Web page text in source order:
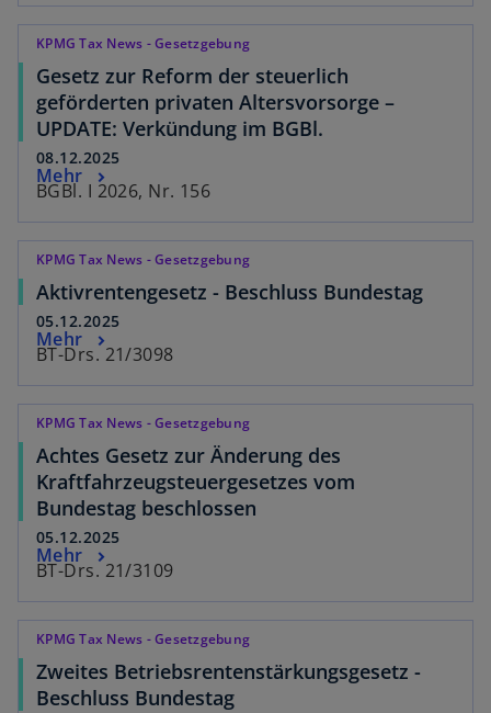
KPMG Tax News - Gesetzgebung
Gesetz zur Reform der steuerlich
geförderten privaten Altersvorsorge –
UPDATE: Verkündung im BGBl.
08.12.2025
BGBl. I 2026, Nr. 156
Mehr
KPMG Tax News - Gesetzgebung
Aktivrentengesetz - Beschluss Bundestag
05.12.2025
BT-Drs. 21/3098
Mehr
KPMG Tax News - Gesetzgebung
Achtes Gesetz zur Änderung des
Kraftfahrzeugsteuergesetzes vom
Bundestag beschlossen
05.12.2025
BT-Drs. 21/3109
Mehr
KPMG Tax News - Gesetzgebung
Zweites Betriebsrentenstärkungsgesetz -
Beschluss Bundestag